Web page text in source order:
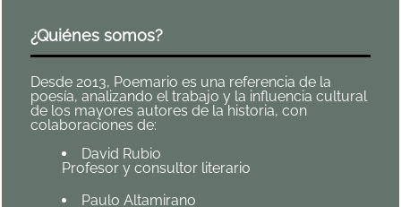
¿Quiénes somos?
Desde 2013, Poemario es una referencia de la
poesía, analizando el trabajo y la influencia cultural
de los mayores autores de la historia, con
colaboraciones de:
David Rubio
Profesor y consultor literario
Paulo Altamirano